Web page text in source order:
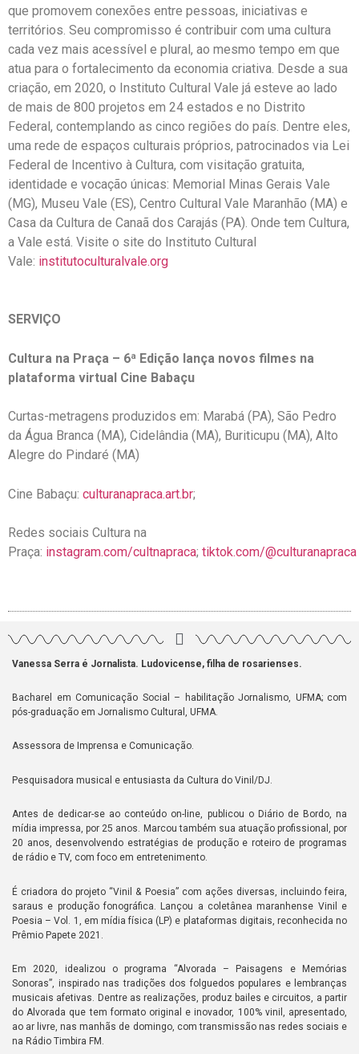
que promovem conexões entre pessoas, iniciativas e
territórios. Seu compromisso é contribuir com uma cultura
cada vez mais acessível e plural, ao mesmo tempo em que
atua para o fortalecimento da economia criativa. Desde a sua
criação, em 2020, o Instituto Cultural Vale já esteve ao lado
de mais de 800 projetos em 24 estados e no Distrito
Federal, contemplando as cinco regiões do país. Dentre eles,
uma rede de espaços culturais próprios, patrocinados via Lei
Federal de Incentivo à Cultura, com visitação gratuita,
identidade e vocação únicas: Memorial Minas Gerais Vale
(MG), Museu Vale (ES), Centro Cultural Vale Maranhão (MA) e
Casa da Cultura de Canaã dos Carajás (PA). Onde tem Cultura,
a Vale está. Visite o site do Instituto Cultural
Vale: institutoculturalvale.org
SERVIÇO
Cultura na Praça – 6ª Edição lança novos filmes na
plataforma virtual Cine Babaçu
Curtas-metragens produzidos em: Marabá (PA), São Pedro
da Água Branca (MA), Cidelândia (MA), Buriticupu (MA), Alto
Alegre do Pindaré (MA)
Cine Babaçu: culturanapraca.art.br;
Redes sociais Cultura na
Praça: instagram.com/cultnapraca; tiktok.com/@culturanapraca
Vanessa Serra é Jornalista. Ludovicense, filha de rosarienses.
Bacharel em Comunicação Social – habilitação Jornalismo, UFMA; com
pós-graduação em Jornalismo Cultural, UFMA.
Assessora de Imprensa e Comunicação.
Pesquisadora musical e entusiasta da Cultura do Vinil/DJ.
Antes de dedicar-se ao conteúdo on-line, publicou o Diário de Bordo, na
mídia impressa, por 25 anos. Marcou também sua atuação profissional, por
20 anos, desenvolvendo estratégias de produção e roteiro de programas
de rádio e TV, com foco em entretenimento.
É criadora do projeto “Vinil & Poesia” com ações diversas, incluindo feira,
saraus e produção fonográfica. Lançou a coletânea maranhense Vinil e
Poesia – Vol. 1, em mídia física (LP) e plataformas digitais, reconhecida no
Prêmio Papete 2021.
Em 2020, idealizou o programa “Alvorada – Paisagens e Memórias
Sonoras”, inspirado nas tradições dos folguedos populares e lembranças
musicais afetivas. Dentre as realizações, produz bailes e circuitos, a partir
do Alvorada que tem formato original e inovador, 100% vinil, apresentado,
ao ar livre, nas manhãs de domingo, com transmissão nas redes sociais e
na Rádio Timbira FM.